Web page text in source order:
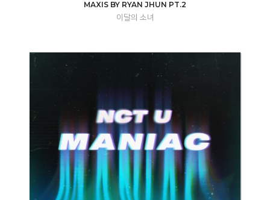
MAXIS BY RYAN JHUN PT.2
이달의 소녀